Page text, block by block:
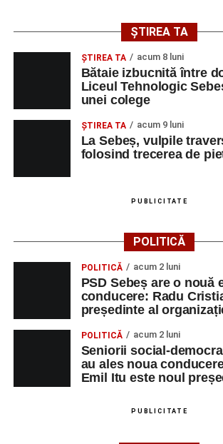
ȘTIREA TA
ŞTIREA TA acum 8 luni
Bătaie izbucnită între
Liceul Tehnologic
unei colege
ŞTIREA TA acum 9 luni
La Sebeș, vulpile
folosind trecerea de
PUBLICITATE
POLITICĂ
POLITICĂ acum 2 luni
PSD Sebeș are o nouă
conducere: Radu
președinte al
POLITICĂ acum 2 luni
Seniorii social-
au ales noua
Emil Itu este noul
PUBLICITATE